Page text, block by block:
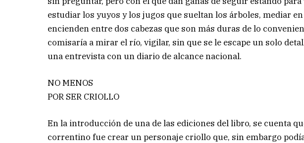
estudiar los yuyos y los jugos que sueltan los árboles, mediar
encienden entre dos cabezas que son más duras de lo
comisaría a mirar el río, vigilar, sin que se le escape un solo
una entrevista con un diario de alcance nacional.
NO MENOS
POR SER CRIOLLO
En la introducción de una de las ediciones del libro, se cuenta
correntino fue crear un personaje criollo que, sin embargo